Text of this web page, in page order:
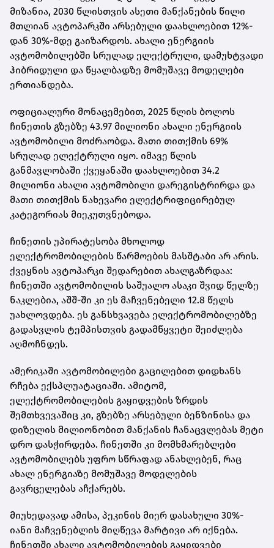
მიზანია, 2030 წლისთვის ასეთი მანქანების წილი
მთლიან ავტოპარკში არსებული დაახლოებით 12%-
დან 30%-მდე გაიზარდოს. ახალი ენერგიის
ავტომობილებში სრულად ელექტრული, დამუხტვადი
ჰიბრიდული და წყალბადზე მომუშავე მოდელები
ერთიანდება.
ოფიციალური მონაცემებით, 2025 წლის ბოლოს
ჩინეთის გზებზე 43.97 მილიონი ახალი ენერგიის
ავტომობილი მოძრაობდა. მათი თითქმის 69%
სრულად ელექტრული იყო. იმავე წლის
განმავლობაში ქვეყანაში დაახლოებით 34.2
მილიონი ახალი ავტომობილი დარეგისტრირდა და
მათი თითქმის ნახევარი ელექტრიფიცირებულ
კატეგორიას მიეკუთვნებოდა.
ჩინეთის უპირატესობა მხოლოდ
ელექტრომობილების წარმოების მასშტაბი არ არის.
ქვეყნის ავტოპარკი შედარებით ახალგაზრდაა:
ჩინეთში ავტომობილის საშუალო ასაკი შვიდ წელზე
ნაკლებია, აშშ-ში კი ეს მაჩვენებელი 12.8 წელს
უახლოვდება. ეს განსხვავება ელექტრომობილებზე
გადასვლის ტემპისთვის გადამწყვეტი შეიძლება
აღმოჩნდეს.
ამერიკაში ავტომობილები გაცილებით დიდხანს
რჩება ექსპლუატაციაში. ამიტომ,
ელექტრომობილების გაყიდვების ზრდის
შემთხვევაშიც კი, გზებზე არსებული ბენზინისა და
დიზელის მილიონობით მანქანის ჩანაცვლებას მეტი
დრო დასჭირდება. ჩინეთში კი მომხმარებლები
ავტომობილებს უფრო სწრაფად ანახლებენ, რაც
ახალ ენერგიაზე მომუშავე მოდელების
გავრცელებას აჩქარებს.
მიუხედავად ამისა, პეკინის მიერ დასახული 30%-
იანი მაჩვენებლის მიღწევა მარტივი არ იქნება.
ჩინეთში ახალი ავტომობილების გაყიდვები